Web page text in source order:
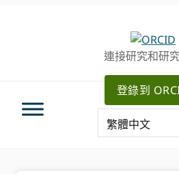
連接研究和研
登錄到